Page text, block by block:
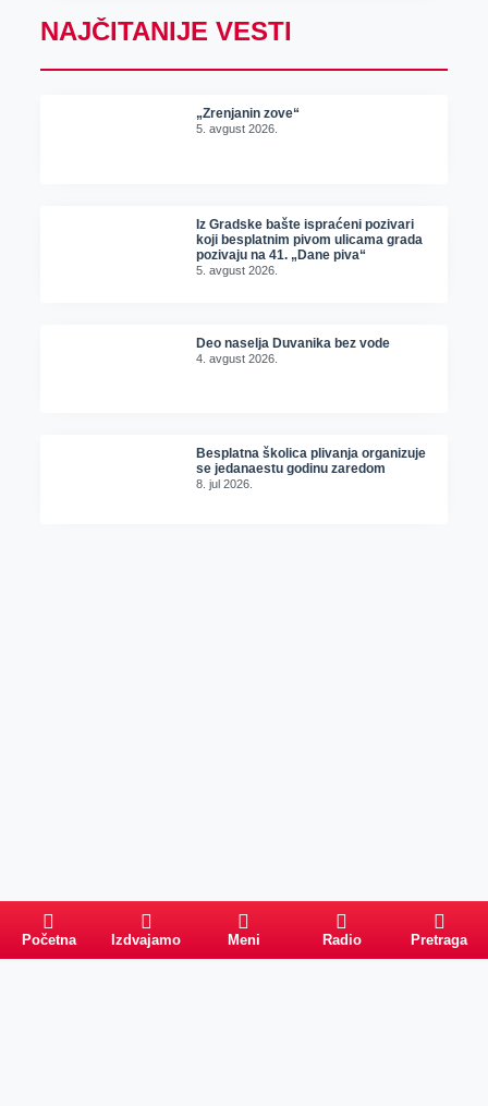
NAJČITANIJE VESTI
„Zrenjanin zove“
5. avgust 2026.
Iz Gradske bašte ispraćeni pozivari
koji besplatnim pivom ulicama grada
pozivaju na 41. „Dane piva“
5. avgust 2026.
Deo naselja Duvanika bez vode
4. avgust 2026.
Besplatna školica plivanja organizuje
se jedanaestu godinu zaredom
8. jul 2026.
Početna Izdvajamo Meni Radio Pretraga